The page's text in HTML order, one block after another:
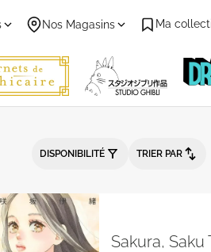
Nos Magasins Ma
- Catalogue
DISPONIBILITÉ TRIER PAR
Sakura, Saku